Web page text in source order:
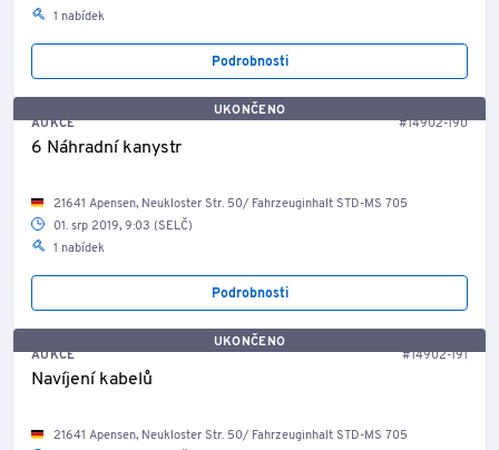
1 nabídek
Podrobnosti
UKONČENO
AUKCE
#14902-190
6 Náhradní kanystr
21641 Apensen, Neukloster Str. 50/ Fahrzeuginhalt STD-MS 705
01. srp 2019, 9:03 (SELČ)
1 nabídek
Podrobnosti
UKONČENO
AUKCE
#14902-191
Navíjení kabelů
21641 Apensen, Neukloster Str. 50/ Fahrzeuginhalt STD-MS 705